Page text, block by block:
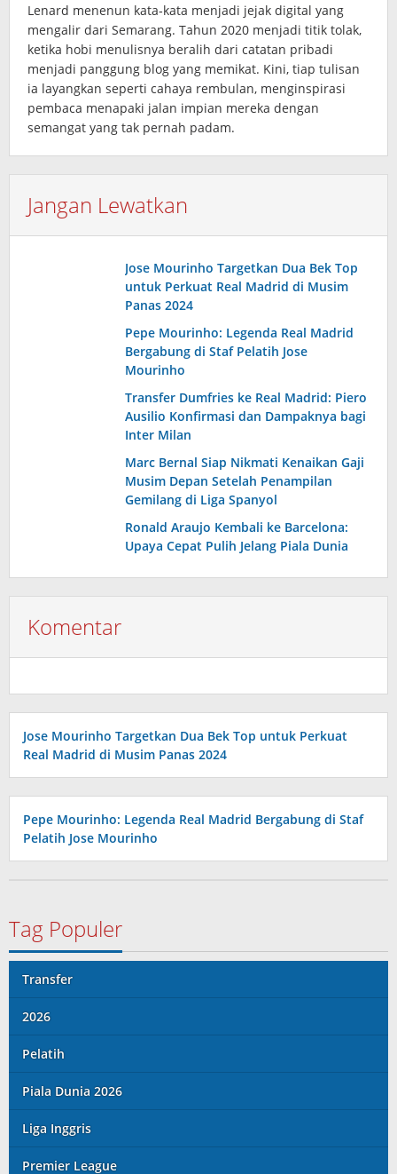
Lenard menenun kata‑kata menjadi jejak digital yang
mengalir dari Semarang. Tahun 2020 menjadi titik tolak,
ketika hobi menulisnya beralih dari catatan pribadi
menjadi panggung blog yang memikat. Kini, tiap tulisan
ia layangkan seperti cahaya rembulan, menginspirasi
pembaca menapaki jalan impian mereka dengan
semangat yang tak pernah padam.
Jangan Lewatkan
Jose Mourinho Targetkan Dua Bek Top
untuk Perkuat Real Madrid di Musim
Panas 2024
Pepe Mourinho: Legenda Real Madrid
Bergabung di Staf Pelatih Jose
Mourinho
Transfer Dumfries ke Real Madrid: Piero
Ausilio Konfirmasi dan Dampaknya bagi
Inter Milan
Marc Bernal Siap Nikmati Kenaikan Gaji
Musim Depan Setelah Penampilan
Gemilang di Liga Spanyol
Ronald Araujo Kembali ke Barcelona:
Upaya Cepat Pulih Jelang Piala Dunia
Komentar
Jose Mourinho Targetkan Dua Bek Top untuk Perkuat
Real Madrid di Musim Panas 2024
Pepe Mourinho: Legenda Real Madrid Bergabung di Staf
Pelatih Jose Mourinho
Tag Populer
Transfer
2026
Pelatih
Piala Dunia 2026
Liga Inggris
Premier League